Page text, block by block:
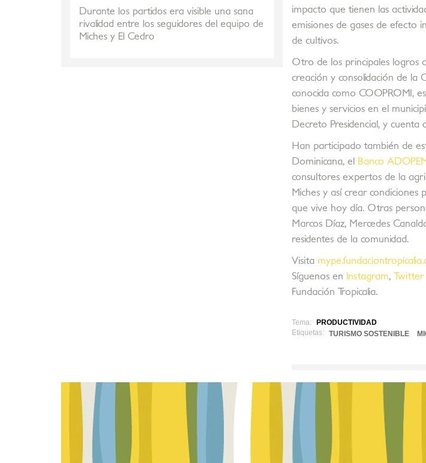
impacto que tienen las
emisiones de gases de efecto
de cultivos.
Otro de los principales logros
creación y consolidación de la
conocida como COOPROMI,
bienes y servicios en el
Decreto Presidencial, y cuenta
Han participado también de
Dominicana, el
Banco
consultores expertos de la
Miches y así crear
que vive hoy día. Otras
Marcos Díaz, Mercedes
residentes de la comunidad.
Visita
Síguenos en
Instagram, Twitter
Fundación Tropicalia.
Tema:
PRODUCTIVIDAD
Etiquetas:
TURISMO SOSTENIBLE
Durante los partidos era visible una sana
rivalidad entre los seguidores del equipo de
Miches y El Cedro